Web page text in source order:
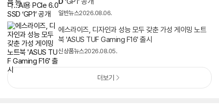
일반뉴스2026.08.06.
에스라이즈, 디자인과 성능 모두 갖춘 가성 게이밍 노트
북 'ASUS TUF Gaming F16' 출시
신상품뉴스2026.08.05.
더보기